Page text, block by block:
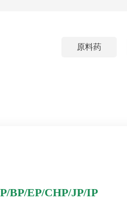
原料药
BP/EP/CHP/JP/IP